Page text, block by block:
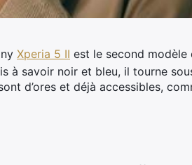
Xperia 5 II est le second modèle
à savoir noir et bleu, il tourne
d’ores et déjà accessibles,